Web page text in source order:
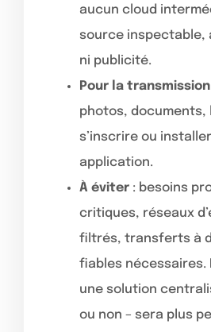
aucun cloud
source inspectable,
ni publicité.
Pour la
photos, documents,
s’inscrire ou
application.
À éviter : besoins
critiques, réseaux
filtrés, transferts à
fiables nécessaires.
une solution
ou non – sera plus